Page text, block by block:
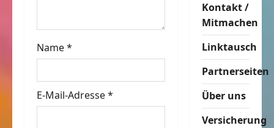
i
o
n
Name*
E-Mail-Adresse*
Kontakt /
Mitmachen
Linktausch
Partnerseiten
Über uns
Versicherung